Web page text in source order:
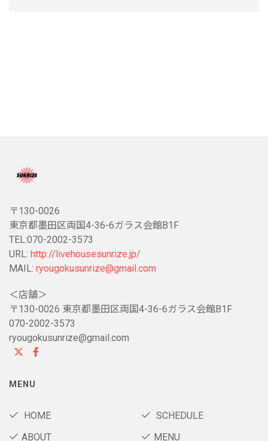
〒130-0026
東京都墨田区両国4-36-6ガラス会館B1F
TEL:070-2002-3573
URL: http://livehousesunrize.jp/
MAIL: ryougokusunrize@gmail.com
＜店舗＞
〒130-0026 東京都墨田区両国4-36-6ガラス会館B1F
070-2002-3573
ryougokusunrize@gmail.com
MENU
HOME
SCHEDULE
ABOUT
MENU